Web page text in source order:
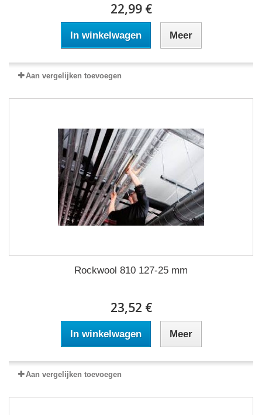
22,99 €
In winkelwagen Meer
Aan vergelijken toevoegen
Rockwool 810 127-25 mm
23,52 €
In winkelwagen Meer
Aan vergelijken toevoegen